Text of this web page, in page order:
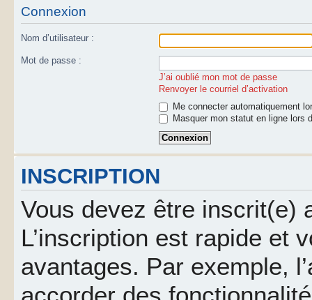
Connexion
Nom d’utilisateur :
Mot de passe :
J’ai oublié mon mot de passe
Renvoyer le courriel d’activation
Me connecter automatiquement
Masquer mon statut en ligne lors
INSCRIPTION
Vous devez être inscrit(e)
L’inscription est rapide et
avantages. Par exemple,